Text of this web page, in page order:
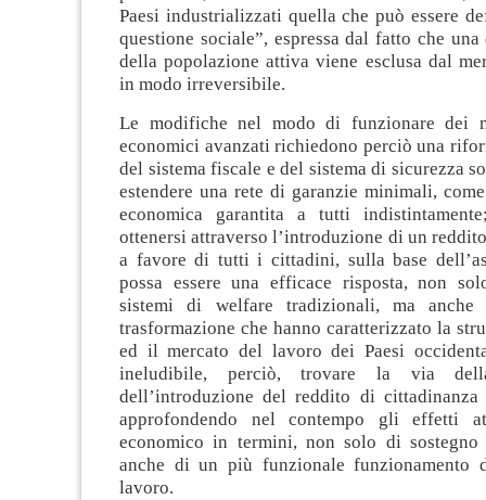
Paesi industrializzati quella che può essere
questione sociale”, espressa dal fatto che una
della popolazione attiva viene esclusa dal
in modo irreversibile.
Le modifiche nel modo di funzionare dei
economici avanzati richiedono perciò una
del sistema fiscale e del sistema di sicurezza
estendere una rete di garanzie minimali,
economica garantita a tutti
ottenersi attraverso l’introduzione di un
a favore di tutti i cittadini, sulla base
possa essere una efficace risposta, non
sistemi di welfare tradizionali, ma
trasformazione che hanno caratterizzato la
ed il mercato del lavoro dei Paesi
ineludibile, perciò, trovare la via
dell’introduzione del reddito di cittadinanza
approfondendo nel contempo gli effetti
economico in termini, non solo di
anche di un più funzionale funzionamento
lavoro.